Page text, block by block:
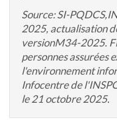
Source: SI-
2025, actualisation
versionM34-2025.
personnes assurées
l'environnement
Infocentre de
le 21 octobre 2025.